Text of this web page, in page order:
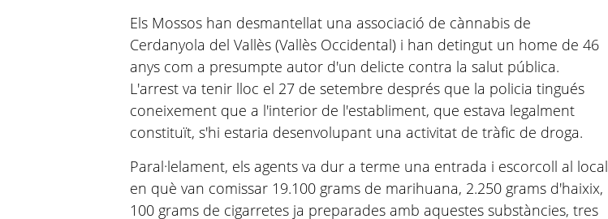
Els Mossos han desmantellat una associació de cànnabis de
Cerdanyola del Vallès (Vallès Occidental) i han detingut un home de 46
anys com a presumpte autor d'un delicte contra la salut pública.
L'arrest va tenir lloc el 27 de setembre després que la policia tingués
coneixement que a l'interior de l'establiment, que estava legalment
constituït, s'hi estaria desenvolupant una activitat de tràfic de droga.
Paral·lelament, els agents va dur a terme una entrada i escorcoll al local
en què van comissar 19.100 grams de marihuana, 2.250 grams d'haixix,
100 grams de cigarretes ja preparades amb aquestes substàncies, tres